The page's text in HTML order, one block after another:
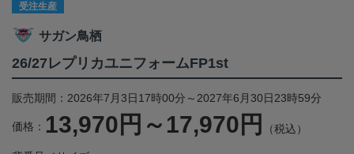
受注生産
サガン鳥栖
26/27レプリカユニフォームFP1st
販売期間：2026年7月3日17時00分～2027年6月30日23時59分
価格： 13,970円～17,970円 （税込）